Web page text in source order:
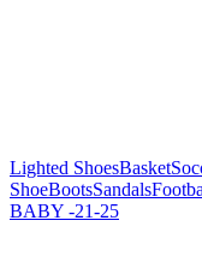
Lighted ShoesBasket
ShoeBootsSandals
BABY -21-25